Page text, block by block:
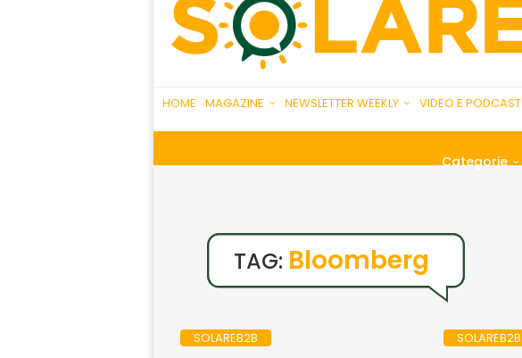
HOME MAGAZINE NEWSLETTER WEEKLY VIDEO E PODCAST
Categorie
TAG: Bloomberg
SOLAREB2B SOLAREB2B